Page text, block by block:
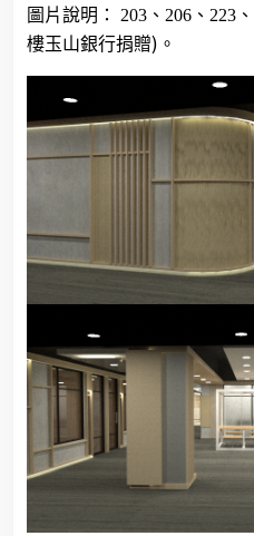
圖片說明： 203 、 206 、 223 、
樓玉山銀行捐贈) 。